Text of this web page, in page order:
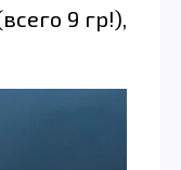
9 гр!),